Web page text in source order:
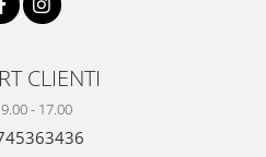
CLIENTI
- 17.00